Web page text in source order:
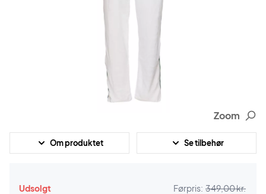
Zoom
Om produktet Se tilbehør
Udsolgt
Førpris: 349,00 kr.